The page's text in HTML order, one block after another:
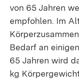
von 65 Jahren
empfohlen. Im
Bedarf an
65 Jahren wird
kg